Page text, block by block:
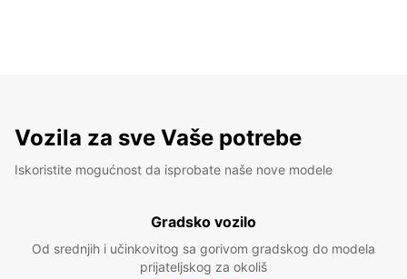
Vozila za sve Vaše potrebe
Iskoristite mogućnost da isprobate naše nove modele
Gradsko vozilo
Od srednjih i učinkovitog sa gorivom gradskog do modela
prijateljskog za okoliš